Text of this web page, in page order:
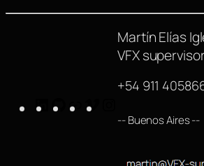
LinkedIn
GitHubhttps://
Martín Elías
VFX
+54 911
-- Buenos Aires --